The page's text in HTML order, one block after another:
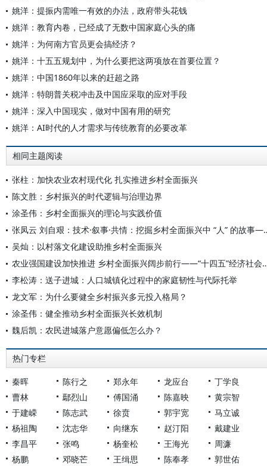
姚洋：提振内需唯一有效的办法，政府带头花钱
姚洋：教育内卷，已经成了无数中国家庭心头的痛
姚洋：为何南方官员更会搞经济？
姚洋：十五五规划中，为什么要把这两项放在首要位置？
姚洋：中国1860年以来的赶超之路
姚洋：特朗普关税冲击及中国应采取的应对手段
姚洋：深入中国现实，做对中国有用的研究
姚洋：AI时代的人才需求与传统教育的必要改革
相同主题阅读
张柱：加快农业农村现代化 扎实推进乡村全面振兴
陈文胜：乡村振兴的时代逻辑与治理边界
涂圣伟：乡村全面振兴的理论与实践价值
张凤云 刘自艰：技术·叙事·共情
吴灿：以村落文化建设助推乡村全面振兴
农业强国建设加快推进 乡村全面振
李松涛：送子进城：人口城镇化过程中的家庭韧性与代际托举
龙文军：为什么要健全乡村振兴多元投入格局？
涂圣伟：健全推动乡村全面振兴长效机制
魏后凯：农民进城落户意愿偏低怎么办？
热门专栏
秦晖 陈行之 郑永年 龙应台
丁学良
曹林
鄢烈山 傅国涌 陈嘉映
黄宗智
于建嵘
陈志武 徐贲 郭宇宽
马立诚
杨祖陶
沈志华 向继东 赵汀阳
戴建业
李昌平
张鸣 杨奎松 王海光
周濂
杨鹏
邓晓芒 王缉思 陈奉孝 郭世佑